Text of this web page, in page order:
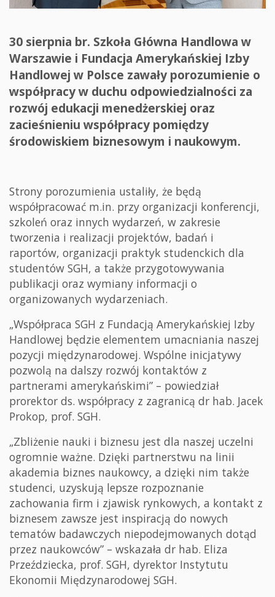
30 sierpnia br. Szkoła Główna Handlowa w
Warszawie i Fundacja Amerykańskiej Izby
Handlowej w Polsce zawały porozumienie o
współpracy w duchu odpowiedzialności za
rozwój edukacji menedżerskiej oraz
zacieśnieniu współpracy pomiędzy
środowiskiem biznesowym i naukowym.
Strony porozumienia ustaliły, że będą
współpracować m.in. przy organizacji konferencji,
szkoleń oraz innych wydarzeń, w zakresie
tworzenia i realizacji projektów, badań i
raportów, organizacji praktyk studenckich dla
studentów SGH, a także przygotowywania
publikacji oraz wymiany informacji o
organizowanych wydarzeniach.
„Współpraca SGH z Fundacją Amerykańskiej Izby
Handlowej będzie elementem umacniania naszej
pozycji międzynarodowej. Wspólne inicjatywy
pozwolą na dalszy rozwój kontaktów z
partnerami amerykańskimi” – powiedział
prorektor ds. współpracy z zagranicą dr hab. Jacek
Prokop, prof. SGH.
„Zbliżenie nauki i biznesu jest dla naszej uczelni
ogromnie ważne. Dzięki partnerstwu na linii
akademia biznes naukowcy, a dzięki nim także
studenci, uzyskują lepsze rozpoznanie
zachowania firm i zjawisk rynkowych, a kontakt z
biznesem zawsze jest inspiracją do nowych
tematów badawczych niepodejmowanych dotąd
przez naukowców” – wskazała dr hab. Eliza
Przeździecka, prof. SGH, dyrektor Instytutu
Ekonomii Międzynarodowej SGH.